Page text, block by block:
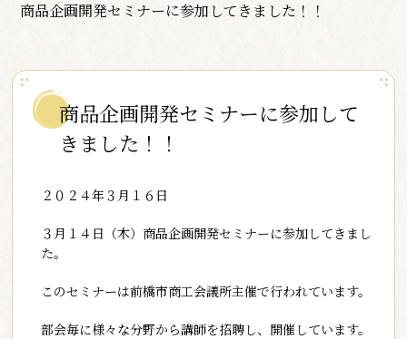
商品企画開発セミナーに参加してきました！！
商品企画開発セミナーに参加して
きました！！
２０２４年３月１６日
３月１４日（木）商品企画開発セミナーに参加してきまし
た。
このセミナーは前橋市商工会議所主催で行われています。
部会毎に様々な分野から講師を招聘し、開催しています。